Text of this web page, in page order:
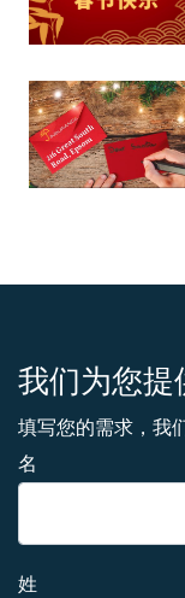
我们为您提
填写您的需求，我
名
姓